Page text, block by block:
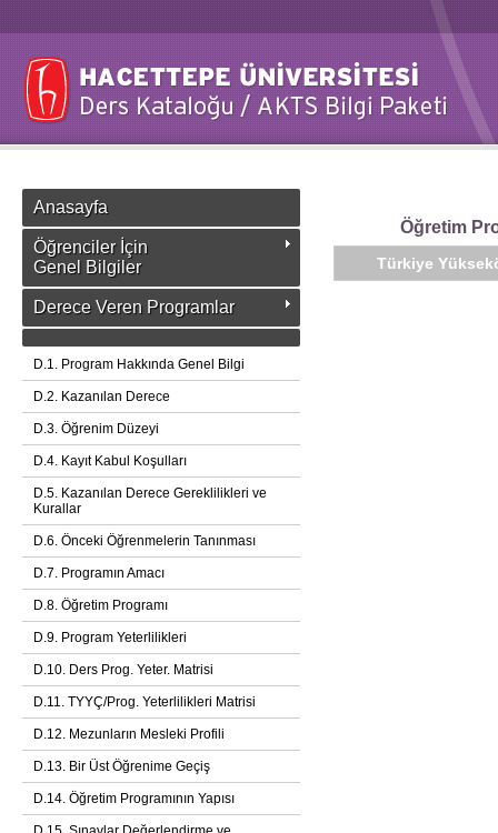
Anasayfa
Öğrenciler İçin
Genel Bilgiler
Derece Veren Programlar
D.1. Program Hakkında Genel Bilgi
D.2. Kazanılan Derece
D.3. Öğrenim Düzeyi
D.4. Kayıt Kabul Koşulları
D.5. Kazanılan Derece Gereklilikleri ve
Kurallar
D.6. Önceki Öğrenmelerin Tanınması
D.7. Programın Amacı
D.8. Öğretim Programı
D.9. Program Yeterlilikleri
D.10. Ders Prog. Yeter. Matrisi
D.11. TYYÇ/Prog. Yeterlilikleri Matrisi
D.12. Mezunların Mesleki Profili
D.13. Bir Üst Öğrenime Geçiş
D.14. Öğretim Programının Yapısı
Öğretim
Türkiye